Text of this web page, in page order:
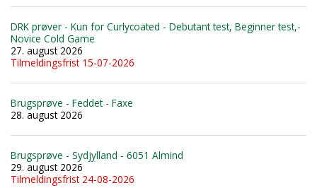
DRK prøver - Kun for Curlycoated - Debutant test, Beginner test,-
Novice Cold Game
27. august 2026
Tilmeldingsfrist 15-07-2026
Brugsprøve - Feddet - Faxe
28. august 2026
Brugsprøve - Sydjylland - 6051 Almind
29. august 2026
Tilmeldingsfrist 24-08-2026